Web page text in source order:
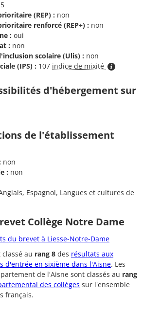
(REP) : non
renforcé (REP+) : non
: oui
: non
scolaire (Ulis) : non
(IPS) : 107 indice de mixité
d'hébergement sur
de l'établissement
non
: non
Espagnol, Langues et cultures de
Collège Notre Dame
du brevet à Liesse-Notre-Dame
au rang 8 des résultats aux
d'entrée en sixième dans l'Aisne. Les
de l'Aisne sont classés au rang
des collèges sur l'ensemble
français.